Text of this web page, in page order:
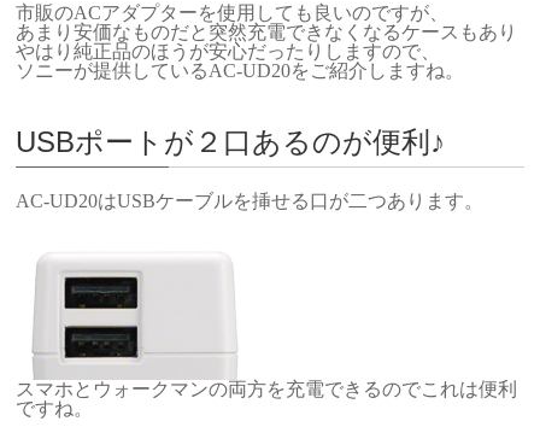
市販のACアダプターを使用しても良いのですが、
あまり安価なものだと突然充電できなくなるケースもあり
やはり純正品のほうが安心だったりしますので、
ソニーが提供しているAC-UD20をご紹介しますね。
USBポートが２口あるのが便利♪
AC-UD20はUSBケーブルを挿せる口が二つあります。
スマホとウォークマンの両方を充電できるのでこれは便利
ですね。